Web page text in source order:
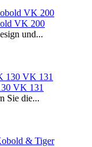
VK 200
und...
VK 131
Sie die...